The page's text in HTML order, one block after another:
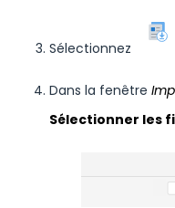
Sélectionnez
Dans la fenêtre
Sélectionner les